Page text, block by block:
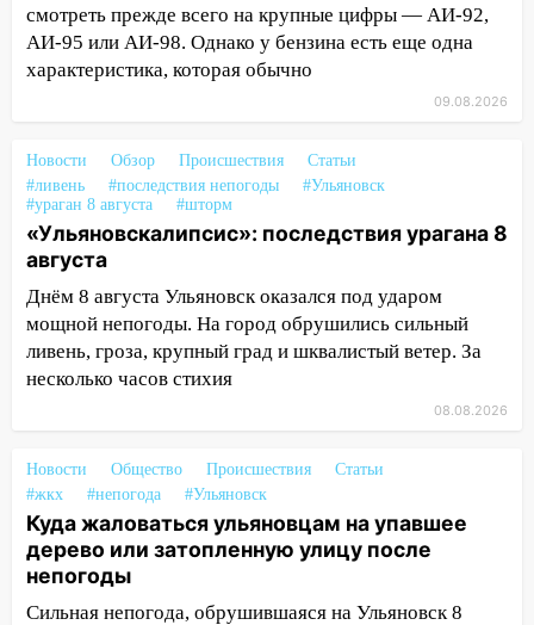
16:17 Мелекесский район первым в
Ульяновской области намолотил более
100 тысяч тонн зерна
Ульяновской области подали более 10
тысяч заявлений
15:04 Фоторепортаж с улиц Ульяновска
после шторма: поваленные деревья и
затопленные улицы
14:28 Ураган вырвал остановку на улице
Деева в Заволжье
14:26 Жители Ульяновска сами
14:16
Шторм продолжает ломать город:
на улице Любови Шевцовой рухнул
светофор
14:14 Студента из Ульяновска обманули
мошенники под видом преподавателя
смотреть прежде всего на крупные цифры — АИ-92,
АИ-95 или АИ-98. Однако у бензина есть еще одна
характеристика, которая обычно
09.08.2026
Новости Обзор Происшествия
Статьи
#ливень
#последствия непогоды
#Ульяновск
#ураган 8 августа
#шторм
«Ульяновскалипсис»: последствия урагана 8
августа
Днём 8 августа Ульяновск оказался под ударом
мощной непогоды. На город обрушились сильный
ливень, гроза, крупный град и шквалистый ветер. За
несколько часов стихия
08.08.2026
Новости Общество Происшествия
Статьи
#жкх
#непогода #Ульяновск
Куда жаловаться ульяновцам на упавшее
дерево или затопленную улицу после
непогоды
Сильная непогода, обрушившаяся на Ульяновск 8